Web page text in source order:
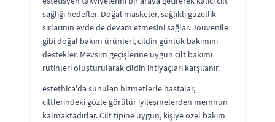
sağlığı hedefler. Doğal maskeler, sağlıklı güzellik
sırlarının evde de devam etmesini sağlar. Jouvenile
gibi doğal bakım ürünleri, cildin günlük bakımını
destekler. Mevsim geçişlerine uygun cilt bakımı
rutinleri oluşturularak cildin ihtiyaçları karşılanır.
estethica'da sunulan hizmetlerle hastalar,
ciltlerindeki gözle görülür iyileşmelerden memnun
kalmaktadırlar. Cilt tipine uygun, kişiye özel bakım